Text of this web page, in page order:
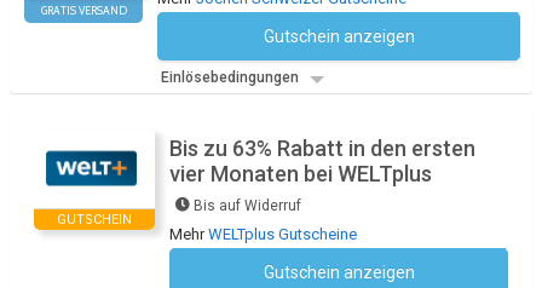
GRATIS VERSAND
Gutschein anzeigen
Einlösebedingungen
GUTSCHEIN
Bis zu 63% Rabatt in den ersten
vier Monaten bei WELTplus
Bis auf Widerruf
MehrWELTplus Gutscheine
Gutschein anzeigen